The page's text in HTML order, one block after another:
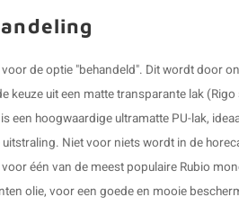
de optie "behandeld". Dit wordt door
keuze uit een matte transparante lak
een hoogwaardige ultramatte PU-lak,
Niet voor niets wordt in de
één van de meest populaire Rubio
olie, voor een goede en mooie